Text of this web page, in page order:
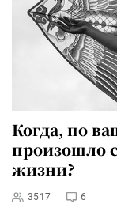
Когда, по
произошло
жизни?
3517 6